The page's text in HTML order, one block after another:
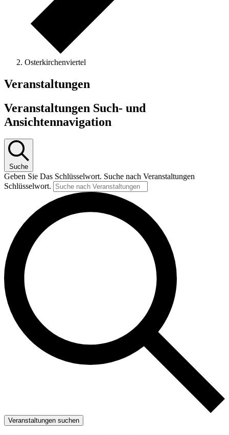
Osterkirchenviertel
Veranstaltungen
Veranstaltungen Such- und
Ansichtennavigation
Suche
Geben Sie Das Schlüsselwort. Suche nach Veranstaltungen
Schlüsselwort.
Veranstaltungen suchen